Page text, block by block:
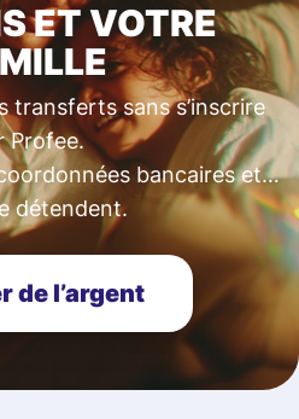
ET VOTRE
transferts sans s’inscrire
Profee.
bancaires et…
détendent.
de l’argent